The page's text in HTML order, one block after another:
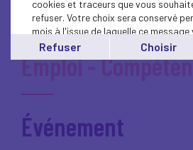
Emploi -
Événement
cookies et traceurs que vous
refuser. Votre choix sera conservé
mois à l'issue de laquelle ce
affiché..
Vous pouvez modifier votre choix à
Refuser Choisir